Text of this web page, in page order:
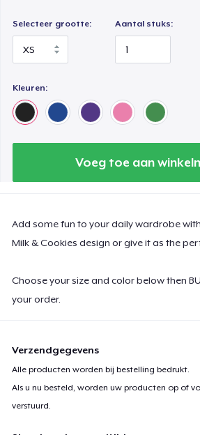
Selecteer grootte: Aantal stuks:
Kleuren:
Voeg toe aan
Add some fun to your daily wardrobe
Milk & Cookies design or give it as the
Choose your size and color below then
your order.
Verzendgegevens
Alle producten worden bij bestelling bedrukt.
Als u nu besteld, worden uw producten op of
verstuurd.